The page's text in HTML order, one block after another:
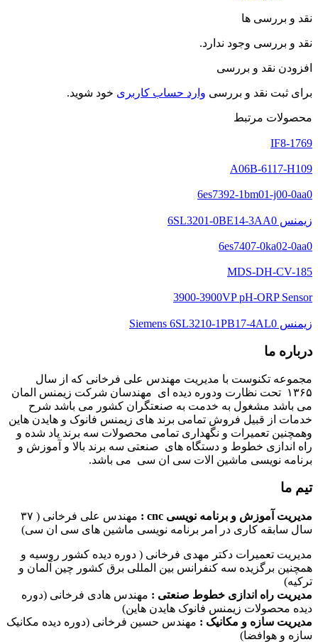
نقد و بررسی ها
نقد و بررسی وجود ندارد.
افزودن نقد و بررسی
برای ثبت نقد و بررسی وارد حساب کاربری خود شوید.
محصولات مرتبط
1769-IF8
A06B-6117-H109
6es7392-1bm01-j00-0aa0
زیمنس 6SL3201-0BE14-3AA0
6es7407-0ka02-0aa0
MDS-DH-CV-185
3900-3900VP pH-ORP Sensor
زیمنس Siemens 6SL3210-1PB17-4AL0
درباره ما
مجموعه تکنوست با مدیریت مهندس علی فرخانی که از سال
۱۳۶۵ تحت نظارت ودوره دیده ای مهندسان شرکت زیمنس المان
می باشد مشغول به خدمت به صنعتگران کشور می باشد شرح
خدمات از قبیل فروش تمامی برند های زیمنس فانوک و هایدن هاین
وهمچنین تعمیرات و نگهداری تمامی محصولات سه برند یاد شده و
راه اندازی خطوط و دستگاه های صنعتی سه برند بالا و آموزش و
برنامه نویسی ماشین الات سی ان سی می باشد.
تیم ما
مدیریت آموزش و برنامه نویسی cnc :
مهندس علی فرخانی ( ۳۷
سال سابقه کاری در امر برنامه نویسی ماشین های سی ان سی)
مدیریت تعمیرات دکتر مهدی فرخانی ( دوره دیده کشور روسیه و
همچنین برگزیده سه کنفرانس بین المللی برق کشور چین آلمان و
ترکیه)
مدیریت راه اندازی خطوط صنعتی : مهندس هادی فرخانی (دوره
دیده محصولات زیمنس فانوک هایدن هاین)
مدیریت سازه و مکانیک : مهندس حسین فرخانی (دوره دیده مکانیک
سازه و هوافضا)